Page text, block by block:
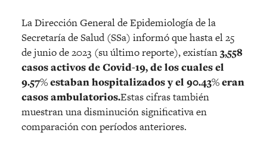
La Dirección General de Epidemiología de la
Secretaría de Salud (SSa) informó que hasta el 25
de junio de 2023 (su último reporte), existían3,558
casos activos de Covid-19, de los cuales el
9.57% estaban hospitalizados y el 90.43% eran
casos ambulatorios.Estas cifras también
muestran una disminución significativa en
comparación con períodos anteriores.